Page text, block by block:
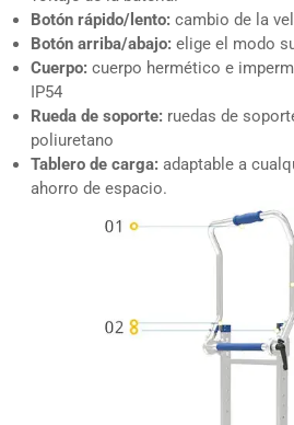
Botón rápido/lento: cambio de la
Botón arriba/abajo: elige el modo
Cuerpo: cuerpo hermético e
IP54
Rueda de soporte: ruedas de
poliuretano
Tablero de carga: adaptable a
ahorro de espacio.